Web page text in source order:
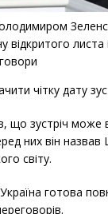
відкритого
чітку дату
що зустріч може
них він
світу.
готова